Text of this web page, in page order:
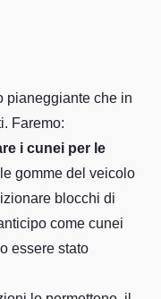
pianeggiante che in
Faremo:
i cunei per le
gomme del veicolo
blocchi di
come cunei
essere stato